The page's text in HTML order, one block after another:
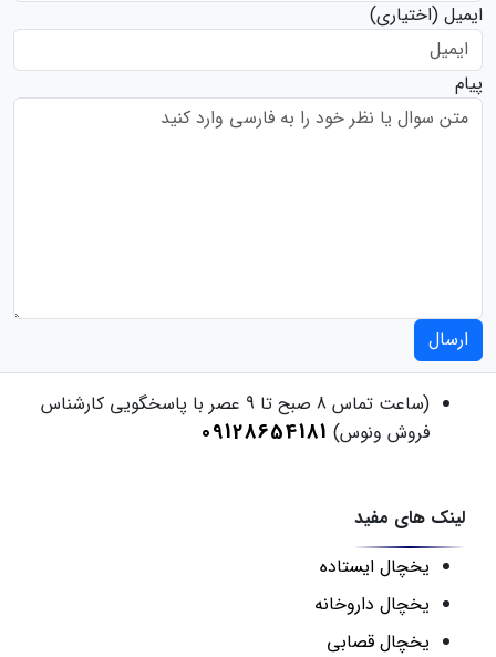
ایمیل (اختیاری)
پیام
ارسال
(ساعت تماس 8 صبح تا 9 عصر با پاسخگویی کارشناس
فروش ونوس) 09128654181
لینک های مفید
یخچال ایستاده
یخچال داروخانه
یخچال قصابی